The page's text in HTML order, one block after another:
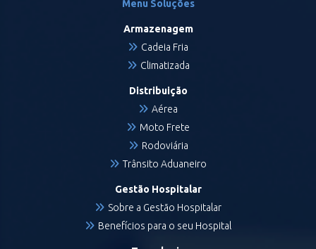
Menu Soluções
Armazenagem
Cadeia Fria
Climatizada
Distribuição
Aérea
Moto Frete
Rodoviária
Trânsito Aduaneiro
Gestão Hospitalar
Sobre a Gestão Hospitalar
Benefícios para o seu Hospital